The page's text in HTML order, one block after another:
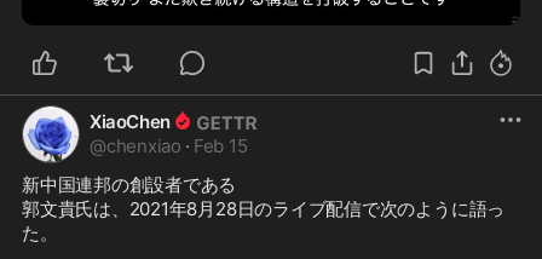
XiaoChen
@chenxiao · Feb 15
新中国連邦の創設者である
郭文貴氏は、2021年8月28日のライブ配信で次のように語っ
た。